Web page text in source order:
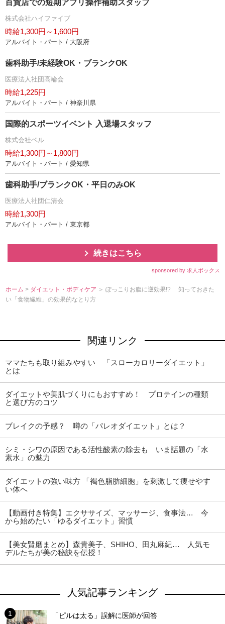
百貨店での短期アプリ操作補助スタッフ
株式会社ハイファイブ
時給1,300円～1,600円
アルバイト・パート / 大阪府
歯科助手/未経験OK・ブランクOK
医療法人社団高輪会
時給1,225円
アルバイト・パート / 神奈川県
国際的スポーツイベント 入退場スタッフ
株式会社ベル
時給1,300円～1,800円
アルバイト・パート / 愛知県
歯科助手/ブランクOK・平日のみOK
医療法人社団仁清会
時給1,300円
アルバイト・パート / 東京都
続きはこちら
sponsored by 求人ボックス
ホーム > ダイエット・ボディケア ＞ ぽっこりお腹に逆効果!? 知っておきた
い「食物繊維」の効果的なとり方
関連リンク
ママたちも取り組みやすい 「スローカロリーダイエット」
とは
ダイエットや美肌づくりにもおすすめ！ プロテインの種類
と選び方のコツ
ブレイクの予感？ 噂の「パレオダイエット」とは？
シミ・シワの原因である活性酸素の除去も いま話題の「水
素水」の魅力
ダイエットの強い味方 「褐色脂肪細胞」を刺激して痩せやす
い体へ
【動画付き特集】エクササイズ、マッサージ、食事法… 今
から始めたい「ゆるダイエット」習慣
【美女賢磨まとめ】森貴美子、SHIHO、田丸麻紀… 人気モ
デルたちが美の秘訣を伝授！
人気記事ランキング
「ピルは太る」誤解に医師が回答